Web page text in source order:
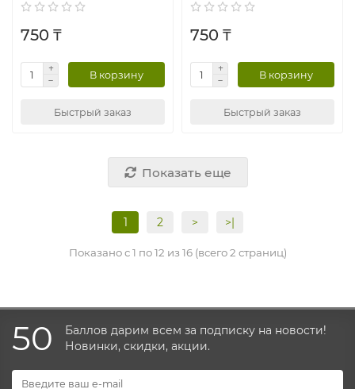
750 ₸
В корзину
Быстрый заказ
750 ₸
В корзину
Быстрый заказ
Показать еще
1 2 > >|
Показано с 1 по 12 из 16 (всего 2 страниц)
50
Баллов дарим всем за подписку на новости!
Новинки, скидки, акции.